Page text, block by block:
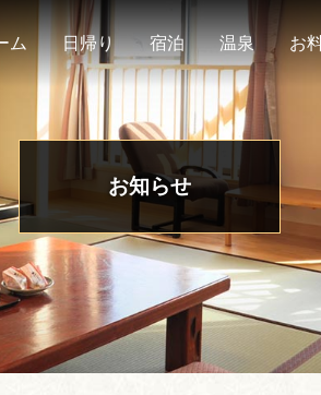
ム 日帰り 宿泊 温泉 お
お知らせ